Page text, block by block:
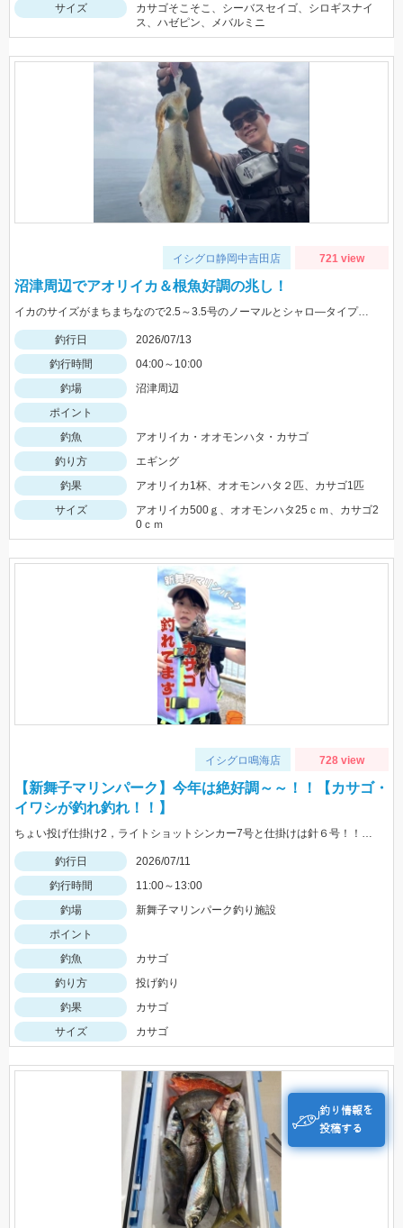
釣り情報を
投稿する
サイズ
カサゴそこそこ、シーバスセイゴ、シロギスナイ
ス、ハゼピン、メバルミニ
イシグロ静岡中吉田店 721 view
沼津周辺でアオリイカ＆根魚好調の兆し！
イカのサイズがまちまちなので2.5～3.5号のノーマルとシャロ―タイプを４色程度持って行きましょう。 今回はエギ王Ｋ3号 ムラチェでヒットでした。 ジグに付け替えれば青物や根魚も狙える絶好の季節です
釣行日
2026/07/13
釣行時間
04:00～10:00
釣場
沼津周辺
ポイント
釣魚
アオリイカ・オオモンハタ・カサゴ
釣り方
エギング
釣果
アオリイカ1杯、オオモンハタ２匹、カサゴ1匹
サイズ
アオリイカ500ｇ、オオモンハタ25ｃｍ、カサゴ2
0ｃｍ
イシグロ鳴海店 728 view
【新舞子マリンパーク】今年は絶好調～～！！【カサゴ・
イワシが釣れ釣れ！！】
ちょい投げ仕掛け2，ライトショットシンカー7号と仕掛けは針６号！！エサはゴールドがおすすめ！！
釣行日
2026/07/11
釣行時間
11:00～13:00
釣場
新舞子マリンパーク釣り施設
ポイント
釣魚
カサゴ
釣り方
投げ釣り
釣果
カサゴ
サイズ
カサゴ